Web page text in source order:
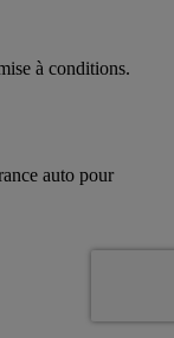
à conditions.
auto pour